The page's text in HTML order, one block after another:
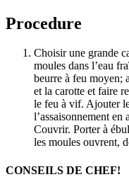
Procedure
Choisir une grande
moules dans l’eau
beurre à feu moyen;
et la carotte et faire
le feu à vif. Ajouter
l’assaisonnement
Couvrir. Porter à
les moules ouvrent,
CONSEILS DE CHEF!